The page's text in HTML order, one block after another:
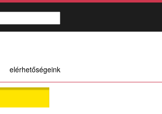
elérhetőségeink